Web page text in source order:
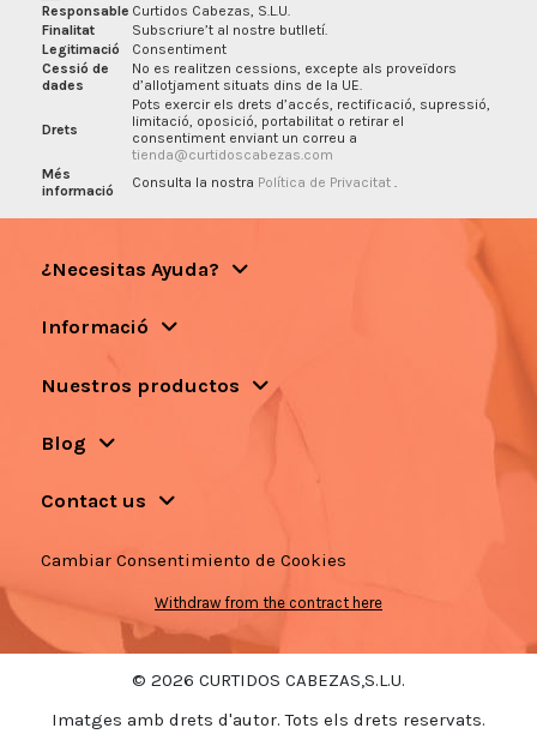
Responsable Curtidos Cabezas, S.L.U.
Finalitat
Subscriure’t al nostre butlletí.
Legitimació
Consentiment
Cessió de
dades
No es realitzen cessions, excepte als proveïdors
d’allotjament situats dins de la UE.
Drets
Pots exercir els drets d’accés, rectificació, supressió,
limitació, oposició, portabilitat o retirar el
consentiment enviant un correu a
tienda@curtidoscabezas.com
Més
informació
Consulta la nostra Política de Privacitat
¿Necesitas Ayuda?
Informació
Nuestros productos
Blog
Contact us
Cambiar Consentimiento de Cookies
Withdraw from the contract here
© 2026 CURTIDOS CABEZAS,S.L.U.
Imatges amb drets d'autor. Tots els drets reservats.